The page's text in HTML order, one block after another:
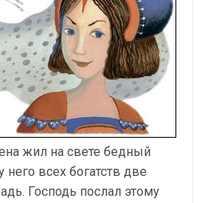
жил на свете бедный
всех богатств две
Господь послал этому